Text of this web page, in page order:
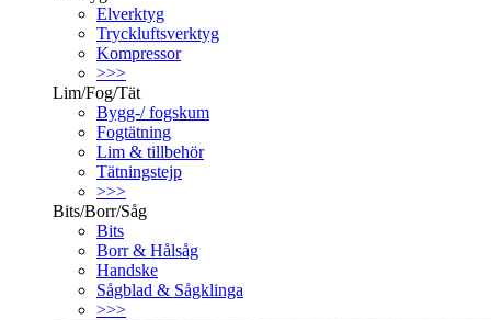
Elverktyg
Tryckluftsverktyg
Kompressor
>>>
Lim/Fog/Tät
Bygg-/ fogskum
Fogtätning
Lim & tillbehör
Tätningstejp
>>>
Bits/Borr/Såg
Bits
Borr & Hålsåg
Handske
Sågblad & Sågklinga
>>>